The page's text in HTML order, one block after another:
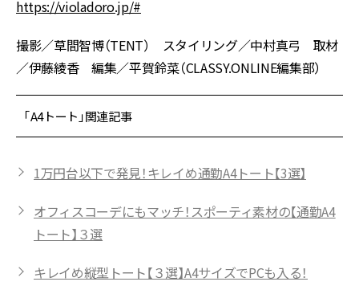
https://violadoro.jp/#
撮影／草間智博（TENT） スタイリング／中村真弓 取材
／伊藤綾香 編集／平賀鈴菜（CLASSY.ONLINE編集部）
「A4トート」関連記事
1万円台以下で発見！キレイめ通勤A4トート【3選】
オフィスコーデにもマッチ！スポーティ素材の【通勤A4
トート】３選
キレイめ縦型トート【３選】A4サイズでPCも入る！